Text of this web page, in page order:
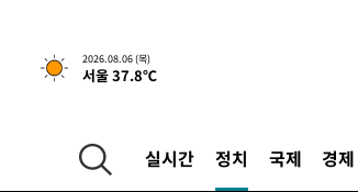
2026.08.06 (목)
서울 37.8℃
실시간 정치 국제 경제
2시간 전 >[속보] 호르무즈 해협 이란-오만 협상 기
-29225초 전 >
[속보]코스피, 301.88포인트
-29090초 전 >